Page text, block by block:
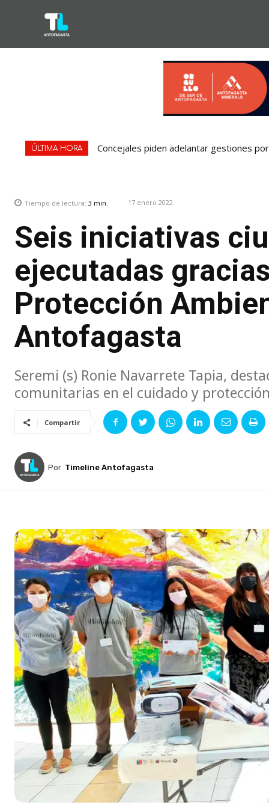
ÚLTIMA HORA Concejales piden adelantar gestiones
Tiempo de lectura: 3 min. 17 enero 2022
Seis iniciativas
ejecutadas
Protección
Antofagasta
Seremi (s) Ronie Navarrete Tapia,
comunitarias en el cuidado y
Compartir
Por Timeline Antofagasta